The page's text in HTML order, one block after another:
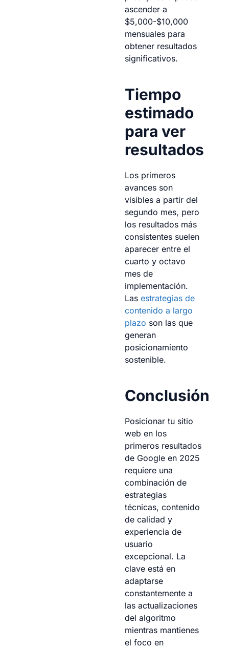
ascender a
$5,000-$10,000
mensuales para
obtener resultados
significativos.
Tiempo
estimado
para ver
resultados
Los primeros
avances son
visibles a partir del
segundo mes, pero
los resultados más
consistentes suelen
aparecer entre el
cuarto y octavo
mes de
implementación.
Las estrategias de
contenido a largo
plazo son las que
generan
posicionamiento
sostenible.
Conclusión
Posicionar tu sitio
web en los
primeros resultados
de Google en 2025
requiere una
combinación de
estrategias
técnicas, contenido
de calidad y
experiencia de
usuario
excepcional. La
clave está en
adaptarse
constantemente a
las actualizaciones
del algoritmo
mientras mantienes
el foco en